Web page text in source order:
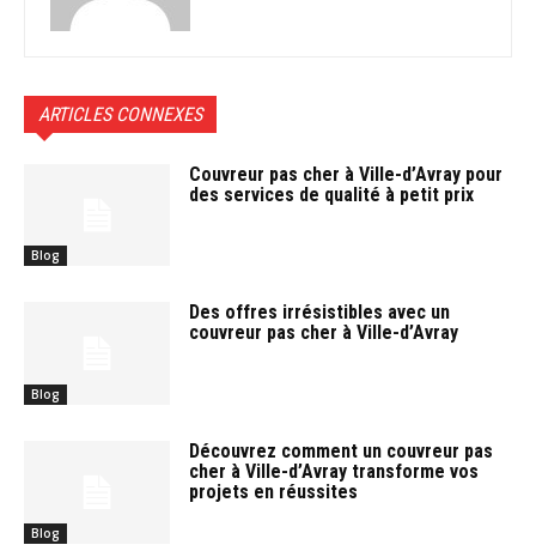
ARTICLES CONNEXES
Blog
Couvreur pas cher à Ville-d’Avray pour
des services de qualité à petit prix
Blog
Des offres irrésistibles avec un
couvreur pas cher à Ville-d’Avray
Blog
Découvrez comment un couvreur pas
cher à Ville-d’Avray transforme vos
projets en réussites